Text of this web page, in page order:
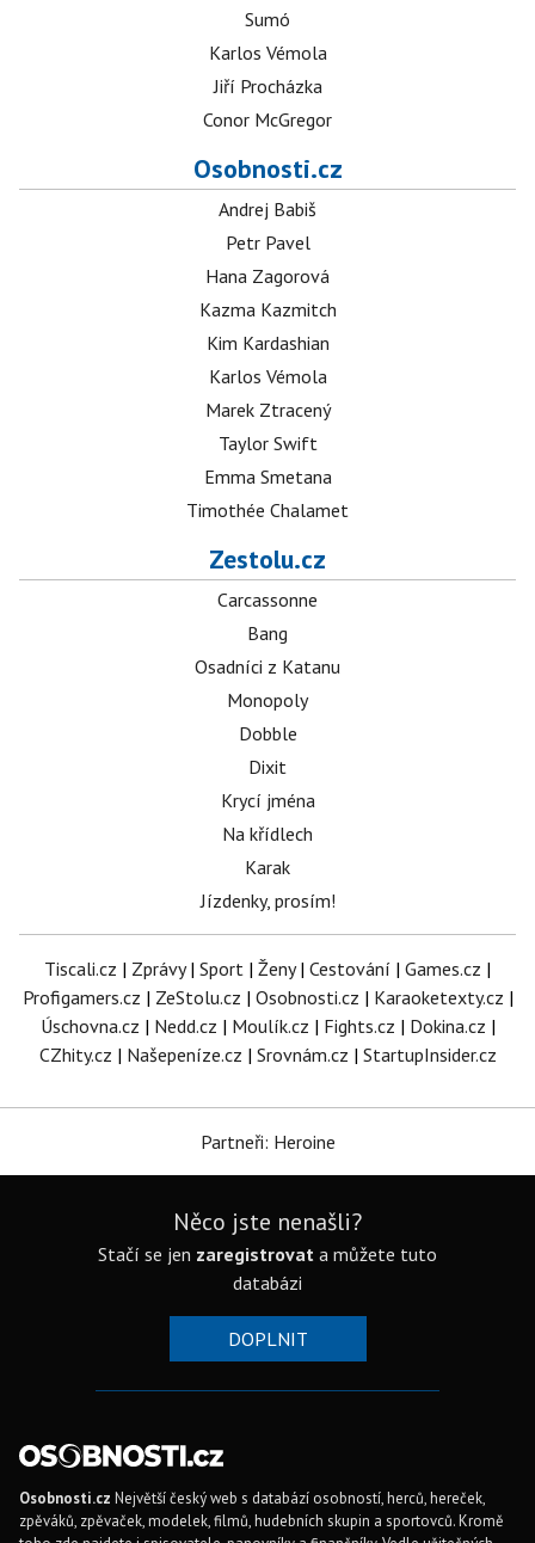
Sumó
Karlos Vémola
Jiří Procházka
Conor McGregor
Osobnosti.cz
Andrej Babiš
Petr Pavel
Hana Zagorová
Kazma Kazmitch
Kim Kardashian
Karlos Vémola
Marek Ztracený
Taylor Swift
Emma Smetana
Timothée Chalamet
Zestolu.cz
Carcassonne
Bang
Osadníci z Katanu
Monopoly
Dobble
Dixit
Krycí jména
Na křídlech
Karak
Jízdenky, prosím!
Tiscali.cz | Zprávy| Sport | Ženy| Cestování | Games.cz |
Profigamers.cz | ZeStolu.cz | Osobnosti.cz | Karaoketexty.cz |
Úschovna.cz | Nedd.cz | Moulík.cz | Fights.cz | Dokina.cz |
CZhity.cz | Našepeníze.cz | Srovnám.cz | StartupInsider.cz
Partneři: Heroine
Něco jste nenašli?
Stačí se jen zaregistrovat a můžete tuto
databázi
DOPLNIT
Osobnosti.cz Největší český web s databází osobností, herců, hereček,
zpěváků, zpěvaček, modelek, filmů, hudebních skupin a sportovců. Kromě